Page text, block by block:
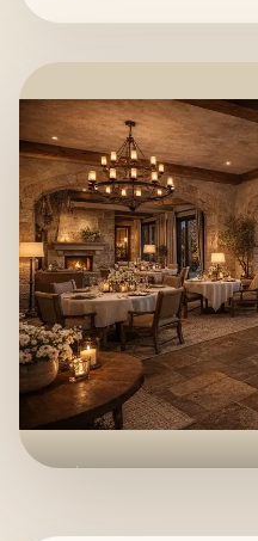
MAISON TERRA